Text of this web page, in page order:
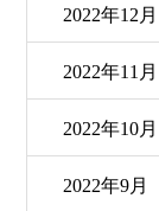
2022年12月
2022年11月
2022年10月
2022年9月